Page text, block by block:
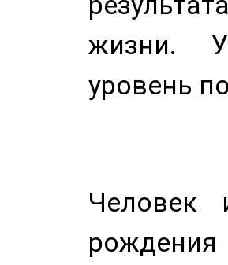
жизни. У
уровень
Человек